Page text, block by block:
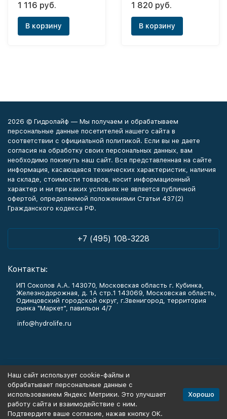
1 116 руб.
В корзину
1 820 руб.
В корзину
2026 © Гидролайф — Мы получаем и обрабатываем
персональные данные посетителей нашего сайта в
соответствии с официальной политикой. Если вы не даете
согласия на обработку своих персональных данных, вам
необходимо покинуть наш сайт. Вся представленная на сайте
информация, касающаяся технических характеристик, наличия
на складе, стоимости товаров, носит информационный
характер и ни при каких условиях не является публичной
офертой, определяемой положениями Статьи 437(2)
Гражданского кодекса РФ.
+7 (495) 108-3228
Контакты:
ИП Соколов А.А. 143070, Московская область г. Кубинка,
Железнодорожная, д. 1А стр.1 143069, Московская область,
Одинцовский городской округ, г.Звенигород, территория
рынка "Маркет", павильон 4/7
info@hydrolife.ru
Информация
Наш сайт использует cookie-файлы и
обрабатывает персональные данные с
использованием Яндекс Метрики. Это улучшает
работу сайта и взаимодействие с ним.
Подтвердите ваше согласие, нажав кнопку ОК.
Хорошо